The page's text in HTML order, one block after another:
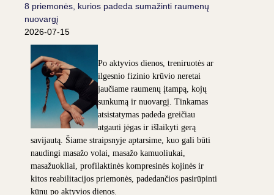
8 priemonės, kurios padeda sumažinti raumenų
nuovargį
2026-07-15
Po aktyvios dienos, treniruotės ar
ilgesnio fizinio krūvio neretai
jaučiame raumenų įtampą, kojų
sunkumą ir nuovargį. Tinkamas
atsistatymas padeda greičiau
atgauti jėgas ir išlaikyti gerą
savijautą. Šiame straipsnyje aptarsime, kuo gali būti
naudingi masažo volai, masažo kamuoliukai,
masažuokliai, profilaktinės kompresinės kojinės ir
kitos reabilitacijos priemonės, padedančios pasirūpinti
kūnu po aktyvios dienos.